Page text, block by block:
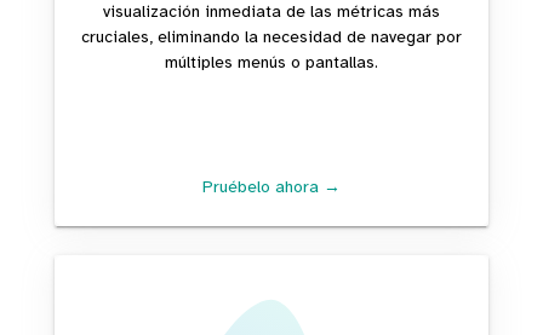
visualización inmediata de las métricas más
cruciales, eliminando la necesidad de navegar por
múltiples menús o pantallas.
Pruébelo ahora →